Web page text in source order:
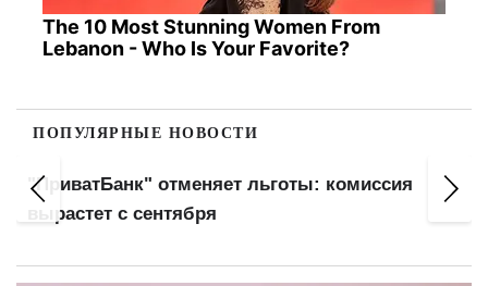
The 10 Most Stunning Women From
Lebanon - Who Is Your Favorite?
ПОПУЛЯРНЫЕ НОВОСТИ
"ПриватБанк" отменяет льготы: комиссия
вырастет с сентября